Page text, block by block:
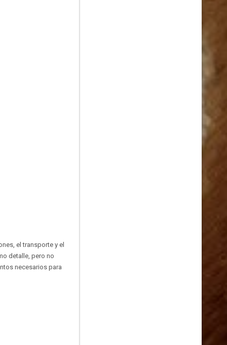
el transporte y el
detalle, pero no
necesarios para